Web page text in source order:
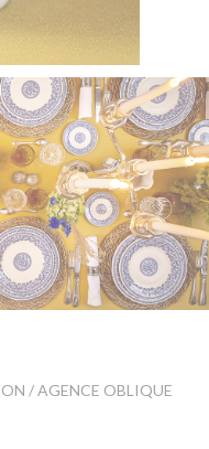
/ AGENCE OBLIQUE